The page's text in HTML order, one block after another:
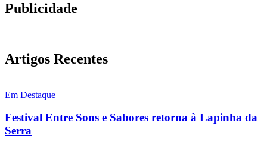
Publicidade
Artigos Recentes
Em Destaque
Festival Entre Sons e Sabores retorna à Lapinha da
Serra